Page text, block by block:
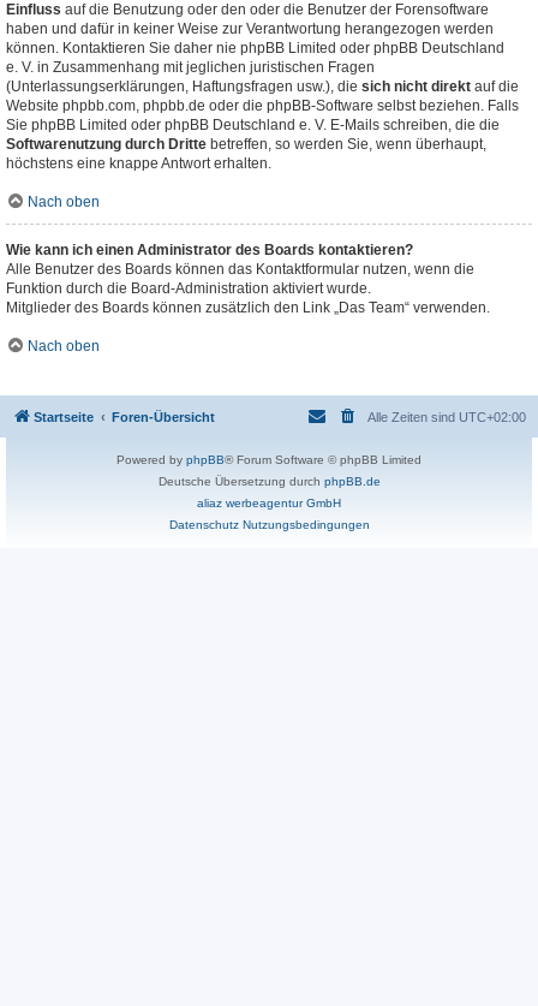
Einfluss auf die Benutzung oder den oder die Benutzer der Forensoftware
haben und dafür in keiner Weise zur Verantwortung herangezogen werden
können. Kontaktieren Sie daher nie phpBB Limited oder phpBB Deutschland
e. V. in Zusammenhang mit jeglichen juristischen Fragen
(Unterlassungserklärungen, Haftungsfragen usw.), die sich nicht direkt auf die
Website phpbb.com, phpbb.de oder die phpBB-Software selbst beziehen. Falls
Sie phpBB Limited oder phpBB Deutschland e. V. E-Mails schreiben, die die
Softwarenutzung durch Dritte betreffen, so werden Sie, wenn überhaupt,
höchstens eine knappe Antwort erhalten.
Nach oben
Wie kann ich einen Administrator des Boards kontaktieren?
Alle Benutzer des Boards können das Kontaktformular nutzen, wenn die
Funktion durch die Board-Administration aktiviert wurde.
Mitglieder des Boards können zusätzlich den Link „Das Team“ verwenden.
Nach oben
Startseite Foren-Übersicht Alle Zeiten sind UTC+02:00
Powered by phpBB® Forum Software © phpBB Limited
Deutsche Übersetzung durch phpBB.de
aliaz werbeagentur GmbH
Datenschutz Nutzungsbedingungen